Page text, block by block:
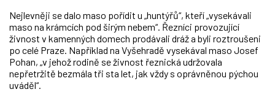
Nejlevněji se dalo maso pořídit u „huntýřů“, kteří „vysekávali
maso na krámcích pod širým nebem“. Řezníci provozující
živnost v kamenných domech prodávali dráž a byli roztroušeni
po celé Praze. Například na Vyšehradě vysekával maso Josef
Pohan, „v jehož rodině se živnost řeznická udržovala
nepřetržitě bezmála tři sta let, jak vždy s oprávněnou pýchou
uváděl“.